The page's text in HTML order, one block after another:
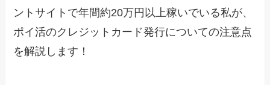
ントサイトで年間約20万円以上稼いでいる私が、
ポイ活のクレジットカード発行についての注意点
を解説します！